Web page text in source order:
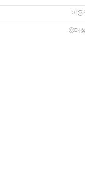
이용
ⓒ태성